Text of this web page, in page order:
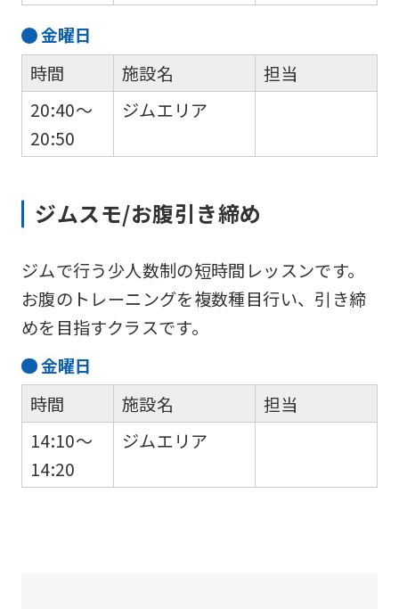
金曜日
時間
20:40～
20:50
施設名
ジムエリア
担当
ジムスモ/お腹引き締め
ジムで行う少人数制の短時間レッスンです。
お腹のトレーニングを複数種目行い、引き締
めを目指すクラスです。
金曜日
時間
14:10～
14:20
施設名
ジムエリア
担当